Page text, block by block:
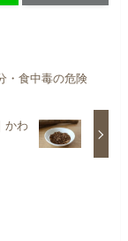
・食中毒の危険
かわ